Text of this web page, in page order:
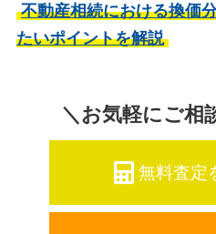
不動産相続における換価
たいポイントを解説
＼お気軽にご相
無料査定